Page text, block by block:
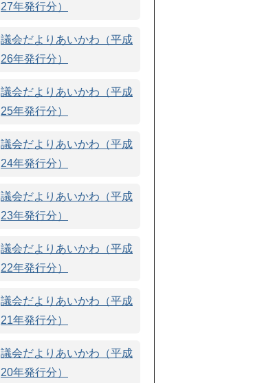
27年発行分）
議会だよりあいかわ（平成
26年発行分）
議会だよりあいかわ（平成
25年発行分）
議会だよりあいかわ（平成
24年発行分）
議会だよりあいかわ（平成
23年発行分）
議会だよりあいかわ（平成
22年発行分）
議会だよりあいかわ（平成
21年発行分）
議会だよりあいかわ（平成
20年発行分）